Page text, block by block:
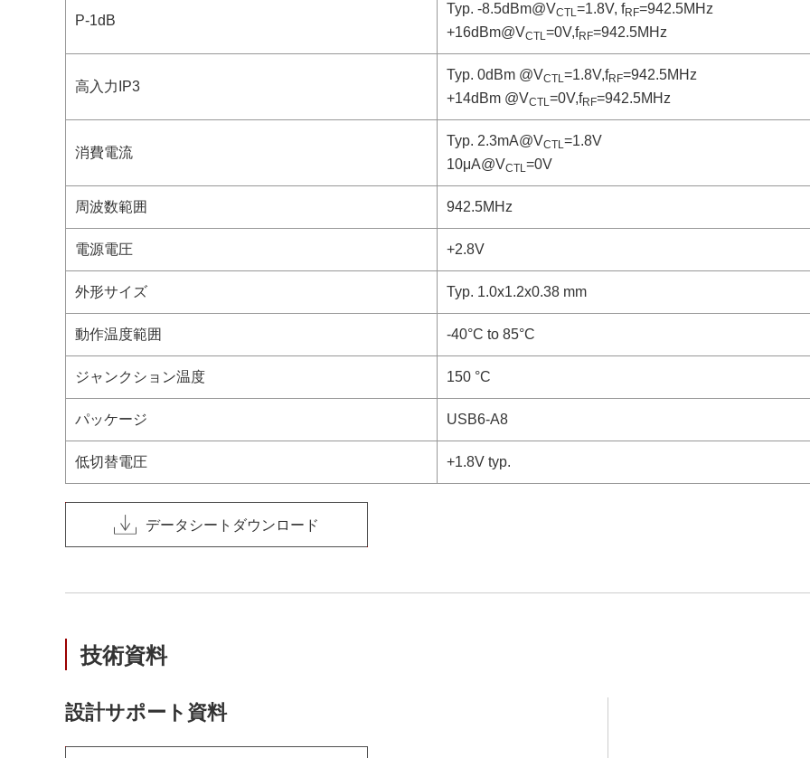
P-1dB
Typ. -8.5dBm@VCTL=1.8V, fRF=942.5MHz
+16dBm@VCTL=0V,fRF=942.5MHz
高入力IP3
Typ. 0dBm @VCTL=1.8V,fRF=942.5MHz
+14dBm @VCTL=0V,fRF=942.5MHz
消費電流
Typ. 2.3mA@VCTL=1.8V
10μA@VCTL=0V
周波数範囲 942.5MHz
電源電圧 +2.8V
外形サイズ Typ. 1.0x1.2x0.38 mm
動作温度範囲 -40°C to 85°C
ジャンクション温度 150 °C
パッケージ USB6-A8
低切替電圧 +1.8V typ.
データシートダウンロード
技術資料
設計サポート資料